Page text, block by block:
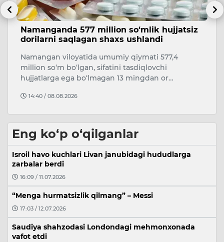
Andijonda yuk mashinasi velosipedchini
urib yubordi
Bugun, 6-avgust kuni Andijon shahrining
Pirmuhammedov ko‘chasida yo‘l-transport
hodisasi sodir bo‘ldi.
15:20 / 06.08.2026
Eng ko‘p o‘qilganlar
Isroil havo kuchlari Livan janubidagi hududlarga
zarbalar berdi
16:09 / 11.07.2026
“Menga hurmatsizlik qilmang” – Messi
17:03 / 12.07.2026
Saudiya shahzodasi Londondagi mehmonxonada
vafot etdi